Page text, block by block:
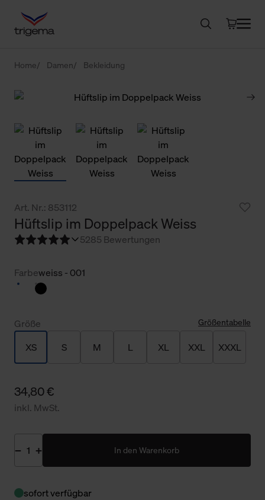
Home Damen Bekleidung
Art. Nr.: 853112
Hüftslip im Doppelpack Weiss
5285 Bewertungen
Farbeweiss - 001
Größe Größentabelle
XS S M L XL XXL XXXL
34,80 €
inkl. MwSt.
In den Warenkorb
sofort verfügbar